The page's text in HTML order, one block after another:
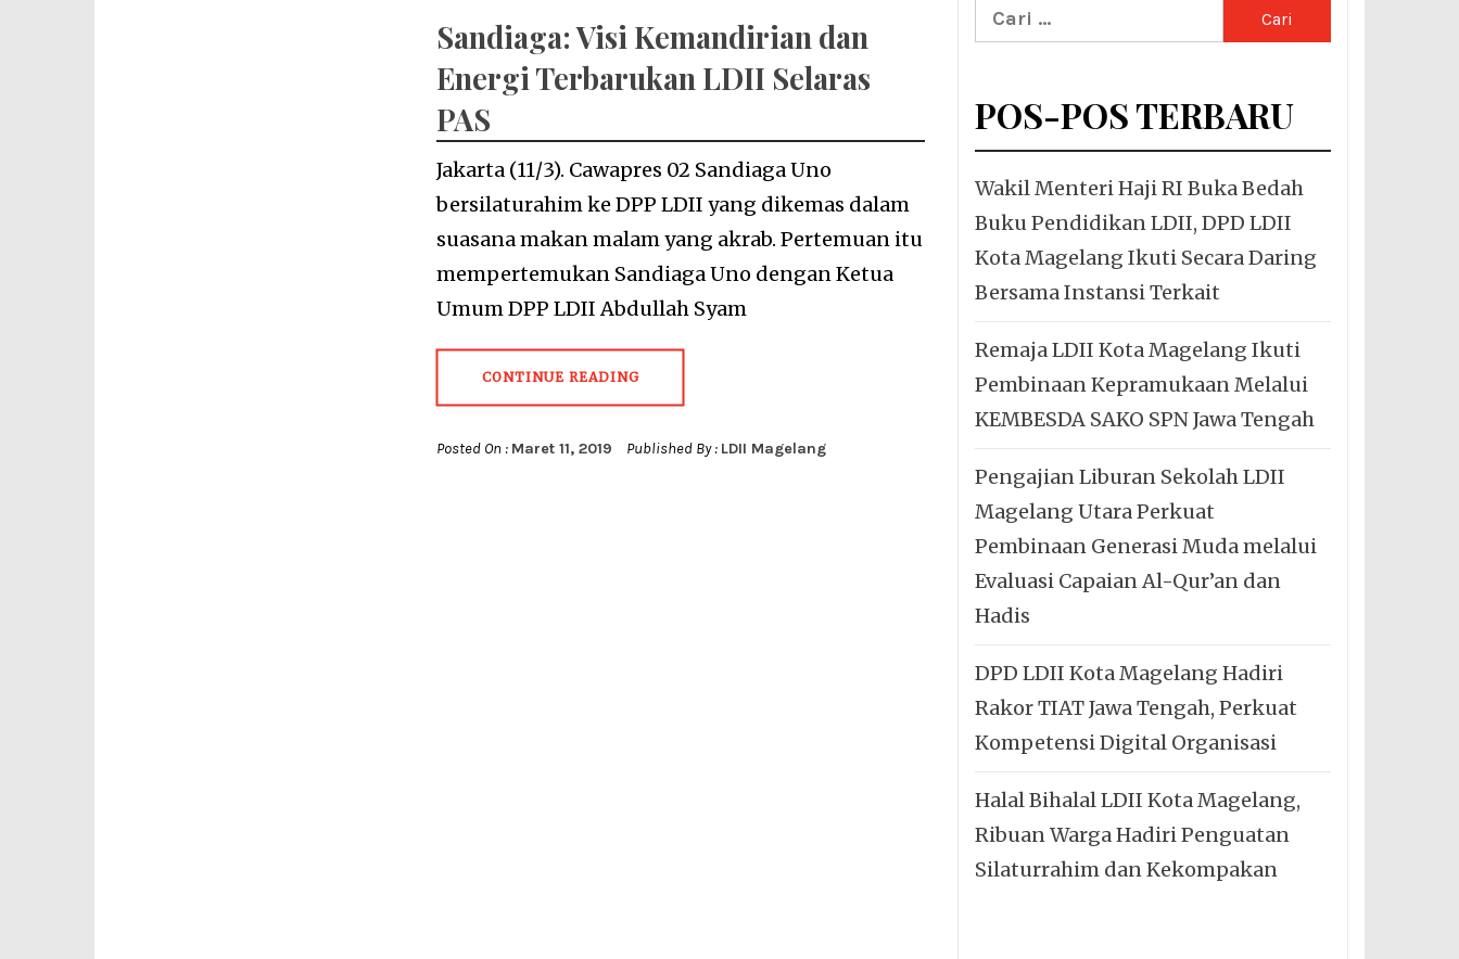
Sandiaga: Visi Kemandirian dan
Energi Terbarukan LDII Selaras
PAS
Jakarta (11/3). Cawapres 02 Sandiaga Uno
bersilaturahim ke DPP LDII yang dikemas dalam
suasana makan malam yang akrab. Pertemuan itu
mempertemukan Sandiaga Uno dengan Ketua
Umum DPP LDII Abdullah Syam
CONTINUE READING
Posted On : Maret 11, 2019 Published By : LDII Magelang
Cari
untuk:
POS-POS TERBARU
Wakil Menteri Haji RI Buka Bedah
Buku Pendidikan LDII, DPD LDII
Kota Magelang Ikuti Secara Daring
Bersama Instansi Terkait
Remaja LDII Kota Magelang Ikuti
Pembinaan Kepramukaan Melalui
KEMBESDA SAKO SPN Jawa Tengah
Pengajian Liburan Sekolah LDII
Magelang Utara Perkuat
Pembinaan Generasi Muda melalui
Evaluasi Capaian Al-Qur’an dan
Hadis
DPD LDII Kota Magelang Hadiri
Rakor TIAT Jawa Tengah, Perkuat
Kompetensi Digital Organisasi
Halal Bihalal LDII Kota Magelang,
Ribuan Warga Hadiri Penguatan
Silaturrahim dan Kekompakan